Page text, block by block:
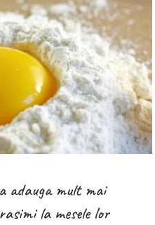
adauga mult mai
la mesele lor